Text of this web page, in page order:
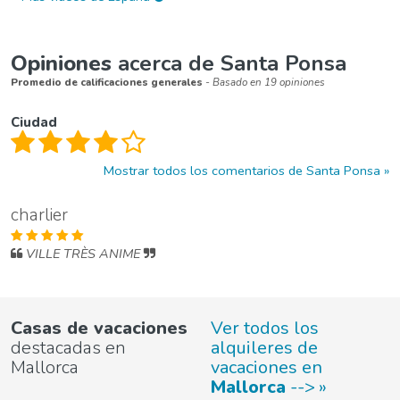
Opiniones acerca de Santa Ponsa
Promedio de calificaciones generales - Basado en 19 opiniones
Ciudad
Mostrar todos los comentarios de Santa Ponsa
charlier
VILLE TRÈS ANIME
Casas de vacaciones
destacadas en
Mallorca
Ver todos los
alquileres de
vacaciones en
Mallorca -->